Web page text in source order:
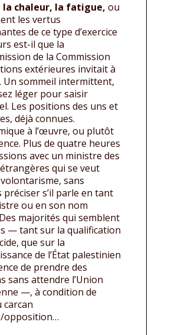
la chaleur, la fatigue, ou
les vertus
de ce type d’exercice
est-il que la
de la Commission
extérieures invitait à
Un sommeil intermittent,
léger pour saisir
Les positions des uns et
déjà connues.
à l’œuvre, ou plutôt
Plus de quatre heures
avec un ministre des
qui se veut
sans
s’il parle en tant
ou en son nom
majorités qui semblent
— tant sur la qualification
que sur la
de l’État palestinien
de prendre des
sans attendre l’Union
—, à condition de
opposition…